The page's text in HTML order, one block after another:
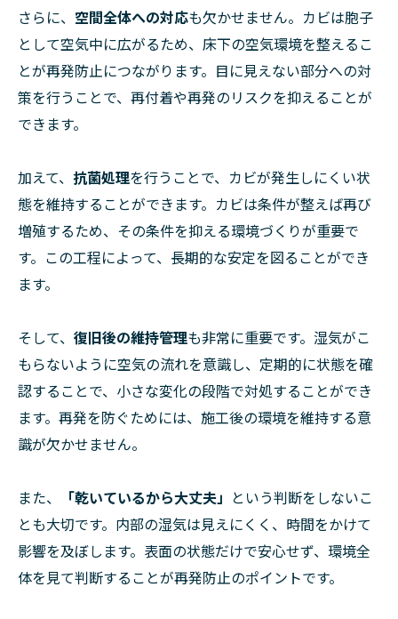
さらに、 空間全体への対応も欠かせません。カビは胞子
として空気中に広がるため、床下の空気環境を整えるこ
とが再発防止につながります。目に見えない部分への対
策を行うことで、再付着や再発のリスクを抑えることが
できます。
加えて、 抗菌処理を行うことで、カビが発生しにくい状
態を維持することができます。カビは条件が整えば再び
増殖するため、その条件を抑える環境づくりが重要で
す。この工程によって、長期的な安定を図ることができ
ます。
そして、 復旧後の維持管理も非常に重要です。湿気がこ
もらないように空気の流れを意識し、定期的に状態を確
認することで、小さな変化の段階で対処することができ
ます。再発を防ぐためには、施工後の環境を維持する意
識が欠かせません。
また、 「乾いているから大丈夫」 という判断をしないこ
とも大切です。内部の湿気は見えにくく、時間をかけて
影響を及ぼします。表面の状態だけで安心せず、環境全
体を見て判断することが再発防止のポイントです。